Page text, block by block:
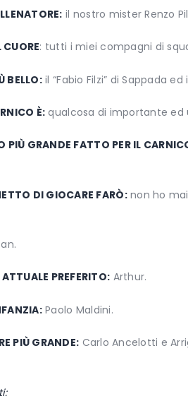
il nostro mister Renzo
CUORE: tutti i miei compagni di
BELLO:il “Fabio Filzi” di Sappada
È: qualcosa di importante ed
PIÙ GRANDE FATTO PER IL
DI GIOCARE FARÒ:non ho
PREFERITO: Arthur.
Paolo Maldini.
PIÙ GRANDE: Carlo Ancelotti e